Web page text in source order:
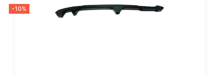
-10%